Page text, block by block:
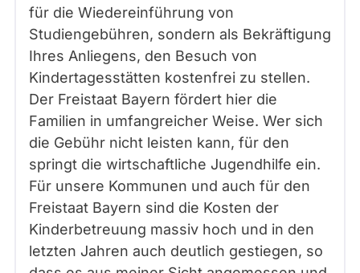
für die Wiedereinführung von
Studiengebühren, sondern als Bekräftigung
Ihres Anliegens, den Besuch von
Kindertagesstätten kostenfrei zu stellen.
Der Freistaat Bayern fördert hier die
Familien in umfangreicher Weise. Wer sich
die Gebühr nicht leisten kann, für den
springt die wirtschaftliche Jugendhilfe ein.
Für unsere Kommunen und auch für den
Freistaat Bayern sind die Kosten der
Kinderbetreuung massiv hoch und in den
letzten Jahren auch deutlich gestiegen, so